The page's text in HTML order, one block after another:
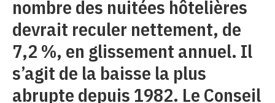
nombre des nuitées hôtelières
devrait reculer nettement, de
7,2 %, en glissement annuel. Il
s’agit de la baisse la plus
abrupte depuis 1982. Le Conseil